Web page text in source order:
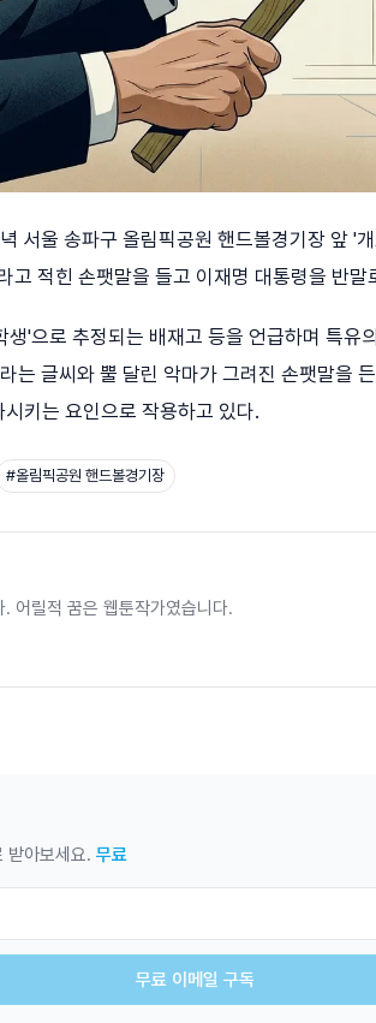
서울 송파구 올림픽공원 핸드볼경기장 앞 '
고 적힌 손팻말을 들고 이재명 대통령을 반말
'으로 추정되는 배재고 등을 언급하며 특유
는 글씨와 뿔 달린 악마가 그려진 손팻말을
키는 요인으로 작용하고 있다.
#올림픽공원 핸드볼경기장
어릴적 꿈은 웹툰작가였습니다.
받아보세요. 무료
무료 이메일 구독